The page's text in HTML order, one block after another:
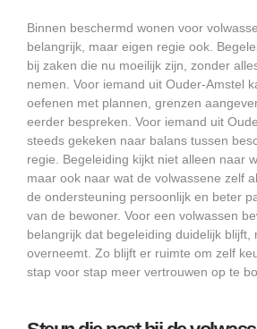
Binnen beschermd wonen voor
belangrijk, maar eigen regie ook.
bij zaken die nu moeilijk zijn, zonder
nemen. Voor iemand uit Ouder-Amstel
oefenen met plannen, grenzen
eerder bespreken. Voor iemand uit
steeds gekeken naar balans tussen
regie. Begeleiding kijkt niet alleen naar
maar ook naar wat de volwassene zelf
de ondersteuning persoonlijk en beter
van de bewoner. Voor een volwassen
belangrijk dat begeleiding duidelijk blijft,
overneemt. Zo blijft er ruimte om zelf
stap voor stap meer vertrouwen op te